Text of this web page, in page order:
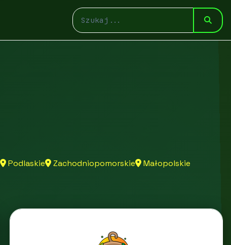
Podlaskie Zachodniopomorskie
Małopolskie